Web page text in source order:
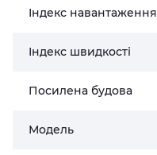
Індекс навантаження
Індекс швидкості
Посилена будова
Модель